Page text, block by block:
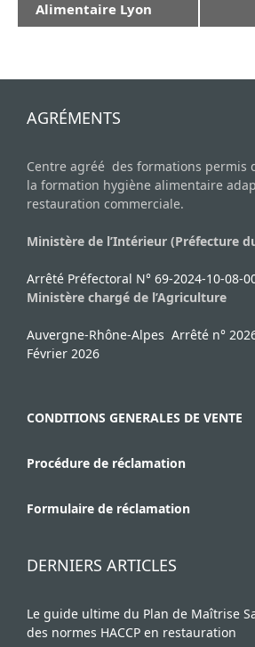
v
g
o
n
É
è
n
e
m
n
Alimentaire Lyon
AGRÉMENTS
Centre agréé des formations permis
la formation hygiène alimentaire
restauration commerciale.
Ministère de l’Intérieur (Préfecture
Arrêté Préfectoral N° 69-2024-10-08-
Ministère chargé de l’Agriculture
Auvergne-Rhône-Alpes Arrêté n°
Février 2026
CONDITIONS GENERALES DE VENTE
Procédure de réclamation
Formulaire de réclamation
DERNIERS ARTICLES
Le guide ultime du Plan de Maîtrise
des normes HACCP en restauration